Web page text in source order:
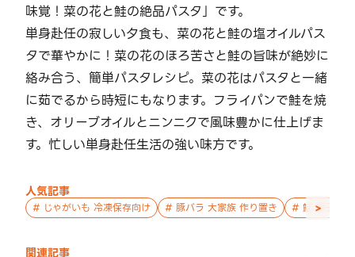
味覚！菜の花と鮭の絶品パスタ」です。
単身赴任の寂しい夕食も、菜の花と鮭の塩オイルパス
タで華やかに！菜の花のほろ苦さと鮭の旨味が絶妙に
絡み合う、簡単パスタレシピ。菜の花はパスタと一緒
に茹でるから時短にもなります。フライパンで鮭を焼
き、オリーブオイルとニンニクで風味豊かに仕上げま
す。忙しい単身赴任生活の強い味方です。
人気記事
# じゃがいも 冷凍保存向け # 豚バラ 大家族 作り置き # 鮭 親子 作
>
関連記事